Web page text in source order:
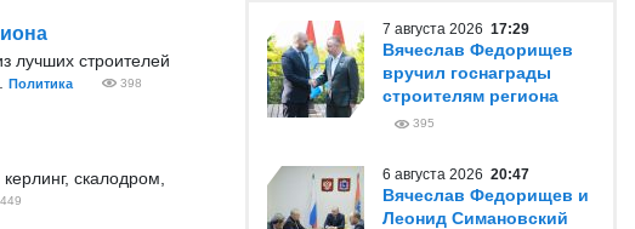
лучших строителей
Политика 398
скалодром,
449
7 августа 2026 17:29
Вячеслав Федорищев
вручил госнаграды
строителям региона
395
6 августа 2026 20:47
Вячеслав Федорищев и
Леонид Симановский